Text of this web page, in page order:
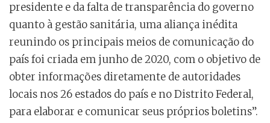
presidente e da falta de transparência do governo
quanto à gestão sanitária, uma aliança inédita
reunindo os principais meios de comunicação do
país foi criada em junho de 2020, com o objetivo de
obter informações diretamente de autoridades
locais nos 26 estados do país e no Distrito Federal,
para elaborar e comunicar seus próprios boletins”.